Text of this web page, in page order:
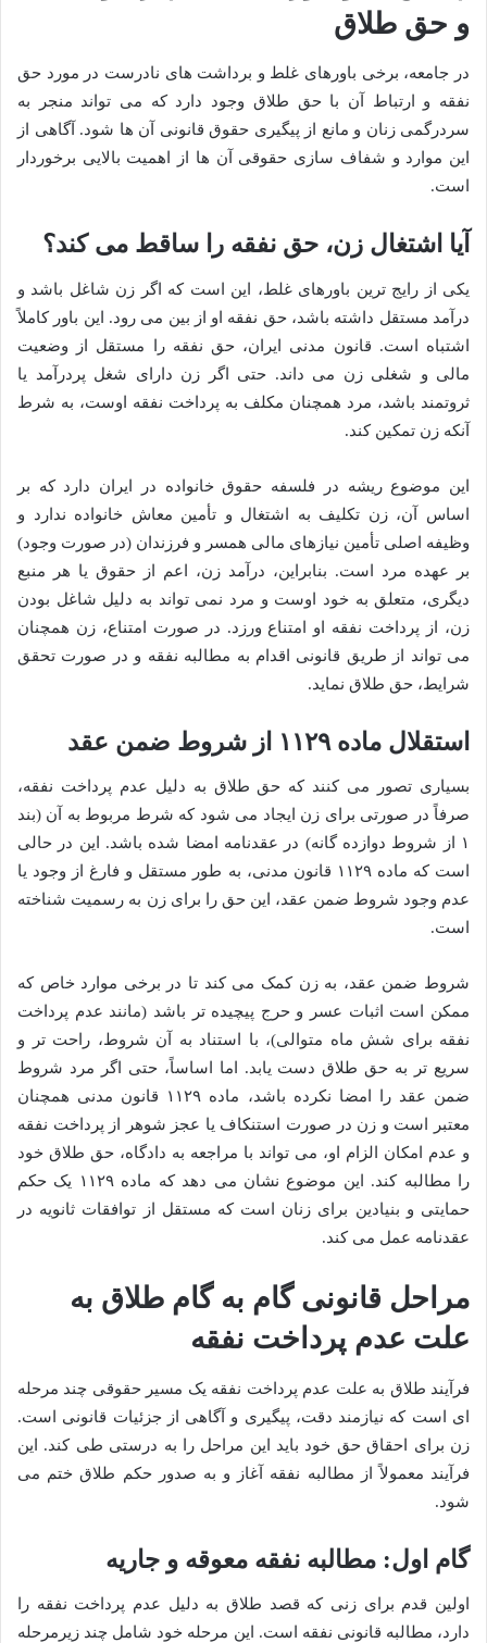
و حق طلاق
در جامعه، برخی باورهای غلط و برداشت های نادرست در مورد حق
نفقه و ارتباط آن با حق طلاق وجود دارد که می تواند منجر به
سردرگمی زنان و مانع از پیگیری حقوق قانونی آن ها شود. آگاهی از
این موارد و شفاف سازی حقوقی آن ها از اهمیت بالایی برخوردار
است.
آیا اشتغال زن، حق نفقه را ساقط می کند؟
یکی از رایج ترین باورهای غلط، این است که اگر زن شاغل باشد و
درآمد مستقل داشته باشد، حق نفقه او از بین می رود. این باور کاملاً
اشتباه است. قانون مدنی ایران، حق نفقه را مستقل از وضعیت
مالی و شغلی زن می داند. حتی اگر زن دارای شغل پردرآمد یا
ثروتمند باشد، مرد همچنان مکلف به پرداخت نفقه اوست، به شرط
آنکه زن تمکین کند.
این موضوع ریشه در فلسفه حقوق خانواده در ایران دارد که بر
اساس آن، زن تکلیف به اشتغال و تأمین معاش خانواده ندارد و
وظیفه اصلی تأمین نیازهای مالی همسر و فرزندان (در صورت وجود)
بر عهده مرد است. بنابراین، درآمد زن، اعم از حقوق یا هر منبع
دیگری، متعلق به خود اوست و مرد نمی تواند به دلیل شاغل بودن
زن، از پرداخت نفقه او امتناع ورزد. در صورت امتناع، زن همچنان
می تواند از طریق قانونی اقدام به مطالبه نفقه و در صورت تحقق
شرایط، حق طلاق نماید.
استقلال ماده ۱۱۲۹ از شروط ضمن عقد
بسیاری تصور می کنند که حق طلاق به دلیل عدم پرداخت نفقه،
صرفاً در صورتی برای زن ایجاد می شود که شرط مربوط به آن (بند
۱ از شروط دوازده گانه) در عقدنامه امضا شده باشد. این در حالی
است که ماده ۱۱۲۹ قانون مدنی، به طور مستقل و فارغ از وجود یا
عدم وجود شروط ضمن عقد، این حق را برای زن به رسمیت شناخته
است.
شروط ضمن عقد، به زن کمک می کند تا در برخی موارد خاص که
ممکن است اثبات عسر و حرج پیچیده تر باشد (مانند عدم پرداخت
نفقه برای شش ماه متوالی)، با استناد به آن شروط، راحت تر و
سریع تر به حق طلاق دست یابد. اما اساساً، حتی اگر مرد شروط
ضمن عقد را امضا نکرده باشد، ماده ۱۱۲۹ قانون مدنی همچنان
معتبر است و زن در صورت استنکاف یا عجز شوهر از پرداخت نفقه
و عدم امکان الزام او، می تواند با مراجعه به دادگاه، حق طلاق خود
را مطالبه کند. این موضوع نشان می دهد که ماده ۱۱۲۹ یک حکم
حمایتی و بنیادین برای زنان است که مستقل از توافقات ثانویه در
عقدنامه عمل می کند.
مراحل قانونی گام به گام طلاق به
علت عدم پرداخت نفقه
فرآیند طلاق به علت عدم پرداخت نفقه یک مسیر حقوقی چند مرحله
ای است که نیازمند دقت، پیگیری و آگاهی از جزئیات قانونی است.
زن برای احقاق حق خود باید این مراحل را به درستی طی کند. این
فرآیند معمولاً از مطالبه نفقه آغاز و به صدور حکم طلاق ختم می
شود.
گام اول: مطالبه نفقه معوقه و جاریه
اولین قدم برای زنی که قصد طلاق به دلیل عدم پرداخت نفقه را
دارد، مطالبه قانونی نفقه است. این مرحله خود شامل چند زیرمرحله